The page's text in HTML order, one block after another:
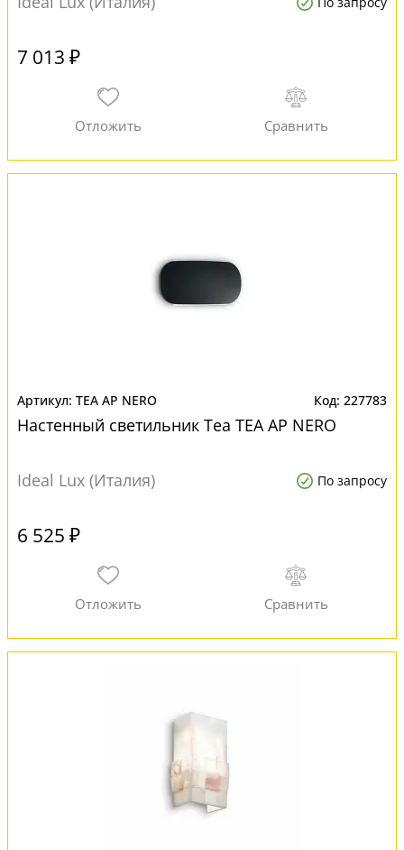
7 013 ₽
TEA AP NERO 227783
Настенный светильник Tea TEA AP NERO
Ideal Lux (Италия) По запросу
6 525 ₽